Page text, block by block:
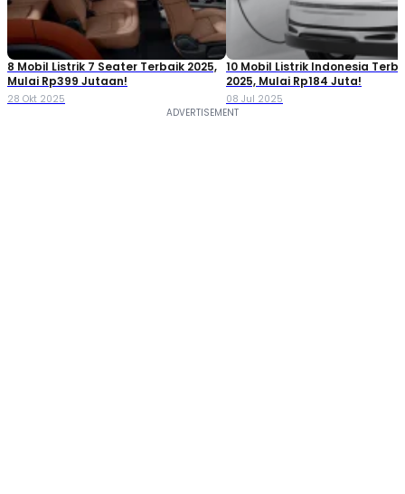
8 Mobil Listrik 7 Seater Terbaik 2025,
Mulai Rp399 Jutaan!
28 Okt 2025
10 Mobil Listrik Indonesia
2025, Mulai Rp184 Juta!
08 Jul 2025